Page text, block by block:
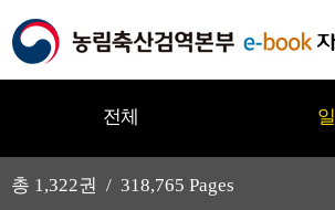
전체
총 1,322권 / 318,765 Pages